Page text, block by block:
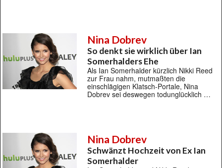
Nina Dobrev
So denkt sie wirklich über Ian
Somerhalders Ehe
Als Ian Somerhalder kürzlich Nikki Reed
zur Frau nahm, mutmaßten die
einschlägigen Klatsch-Portale, Nina
Dobrev sei deswegen todunglücklich …
Nina Dobrev
Schwänzt Hochzeit von Ex Ian
Somerhalder